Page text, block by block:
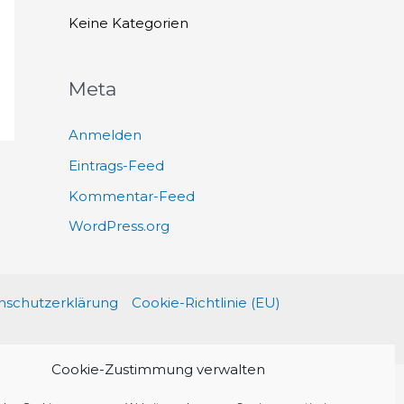
Cookie-Zustimmung verwalten
h
Keine Kategorien
Meta
Anmelden
Eintrags-Feed
Kommentar-Feed
WordPress.org
Cookie-Richtlinie (EU)